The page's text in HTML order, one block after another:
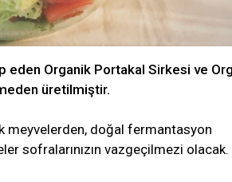
eden Organik Portakal Sirkesi ve
üretilmiştir.
meyvelerden, doğal fermantasyon
sofralarınızın vazgeçilmezi olacak.